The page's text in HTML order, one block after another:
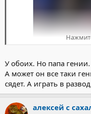
У обоих. Но папа гении.
А может он все таки
сядет. А играть в
алексей с